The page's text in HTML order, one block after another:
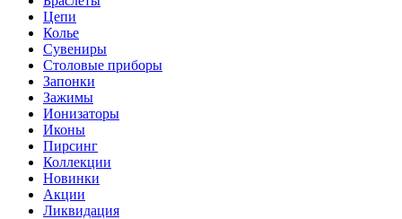
Цепи
Колье
Сувениры
Столовые приборы
Запонки
Зажимы
Ионизаторы
Иконы
Пирсинг
Коллекции
Новинки
Акции
Ликвидация